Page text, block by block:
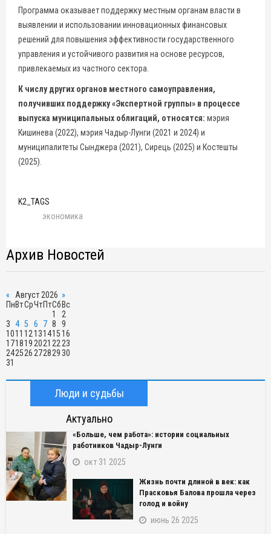
Программа оказывает поддержку местным органам власти в
выявлении и использовании инновационных финансовых
решений для повышения эффективности государственного
управления и устойчивого развития на основе ресурсов,
привлекаемых из частного сектора.
К числу других органов местного самоуправления,
получивших поддержку «Экспертной группы» в процессе
выпуска муниципальных облигаций, относятся: мэрия
Кишинева (2022), мэрия Чадыр-Лунги (2021 и 2024) и
муниципалитеты Сынджера (2021), Сирець (2025) и Костешты
(2025).
K2_TAGS
экономика
Архив Новостей
« Август 2026 »
ПнВтСрЧтПтСб Вс
1
2
3 4 5 6 7 8
9
1011 1213141516
171819 2021 22 23
242526 27282930
31
Люди и судьбы
Актуально
«Больше, чем работа»: истории социальных
работников Чадыр-Лунги
окт 31 2025
Жизнь почти длиной в век: как
Прасковья Балова прошла через
голод и войну
июнь 26 2025